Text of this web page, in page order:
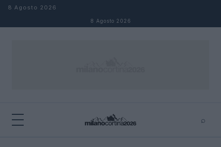
Salta al contenuto
8 Agosto 2026
8 Agosto 2026
⌕